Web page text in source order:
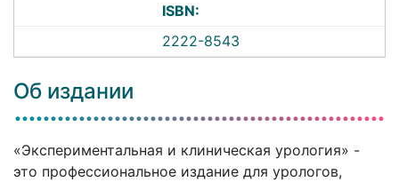
ISBN:
2222-8543
Об издании
«Экспериментальная и клиническая урология» -
это профессиональное издание для урологов,